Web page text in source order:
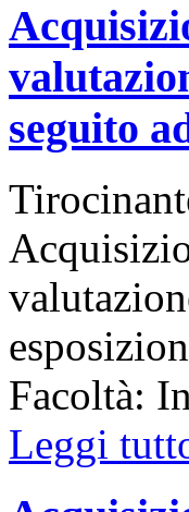
seguito
Facoltà:
Leggi